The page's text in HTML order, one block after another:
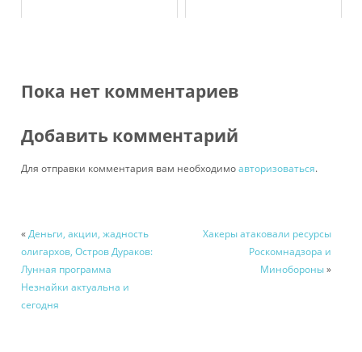
Пока нет комментариев
Добавить комментарий
Для отправки комментария вам необходимоавторизоваться.
«Деньги, акции, жадность
олигархов, Остров Дураков:
Лунная программа
Незнайки актуальна и
сегодня
Хакеры атаковали ресурсы
Роскомнадзора и
Минобороны»